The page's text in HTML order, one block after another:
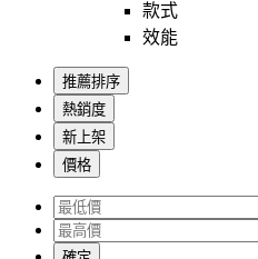
款式
效能
推薦排序
熱銷度
新上架
價格